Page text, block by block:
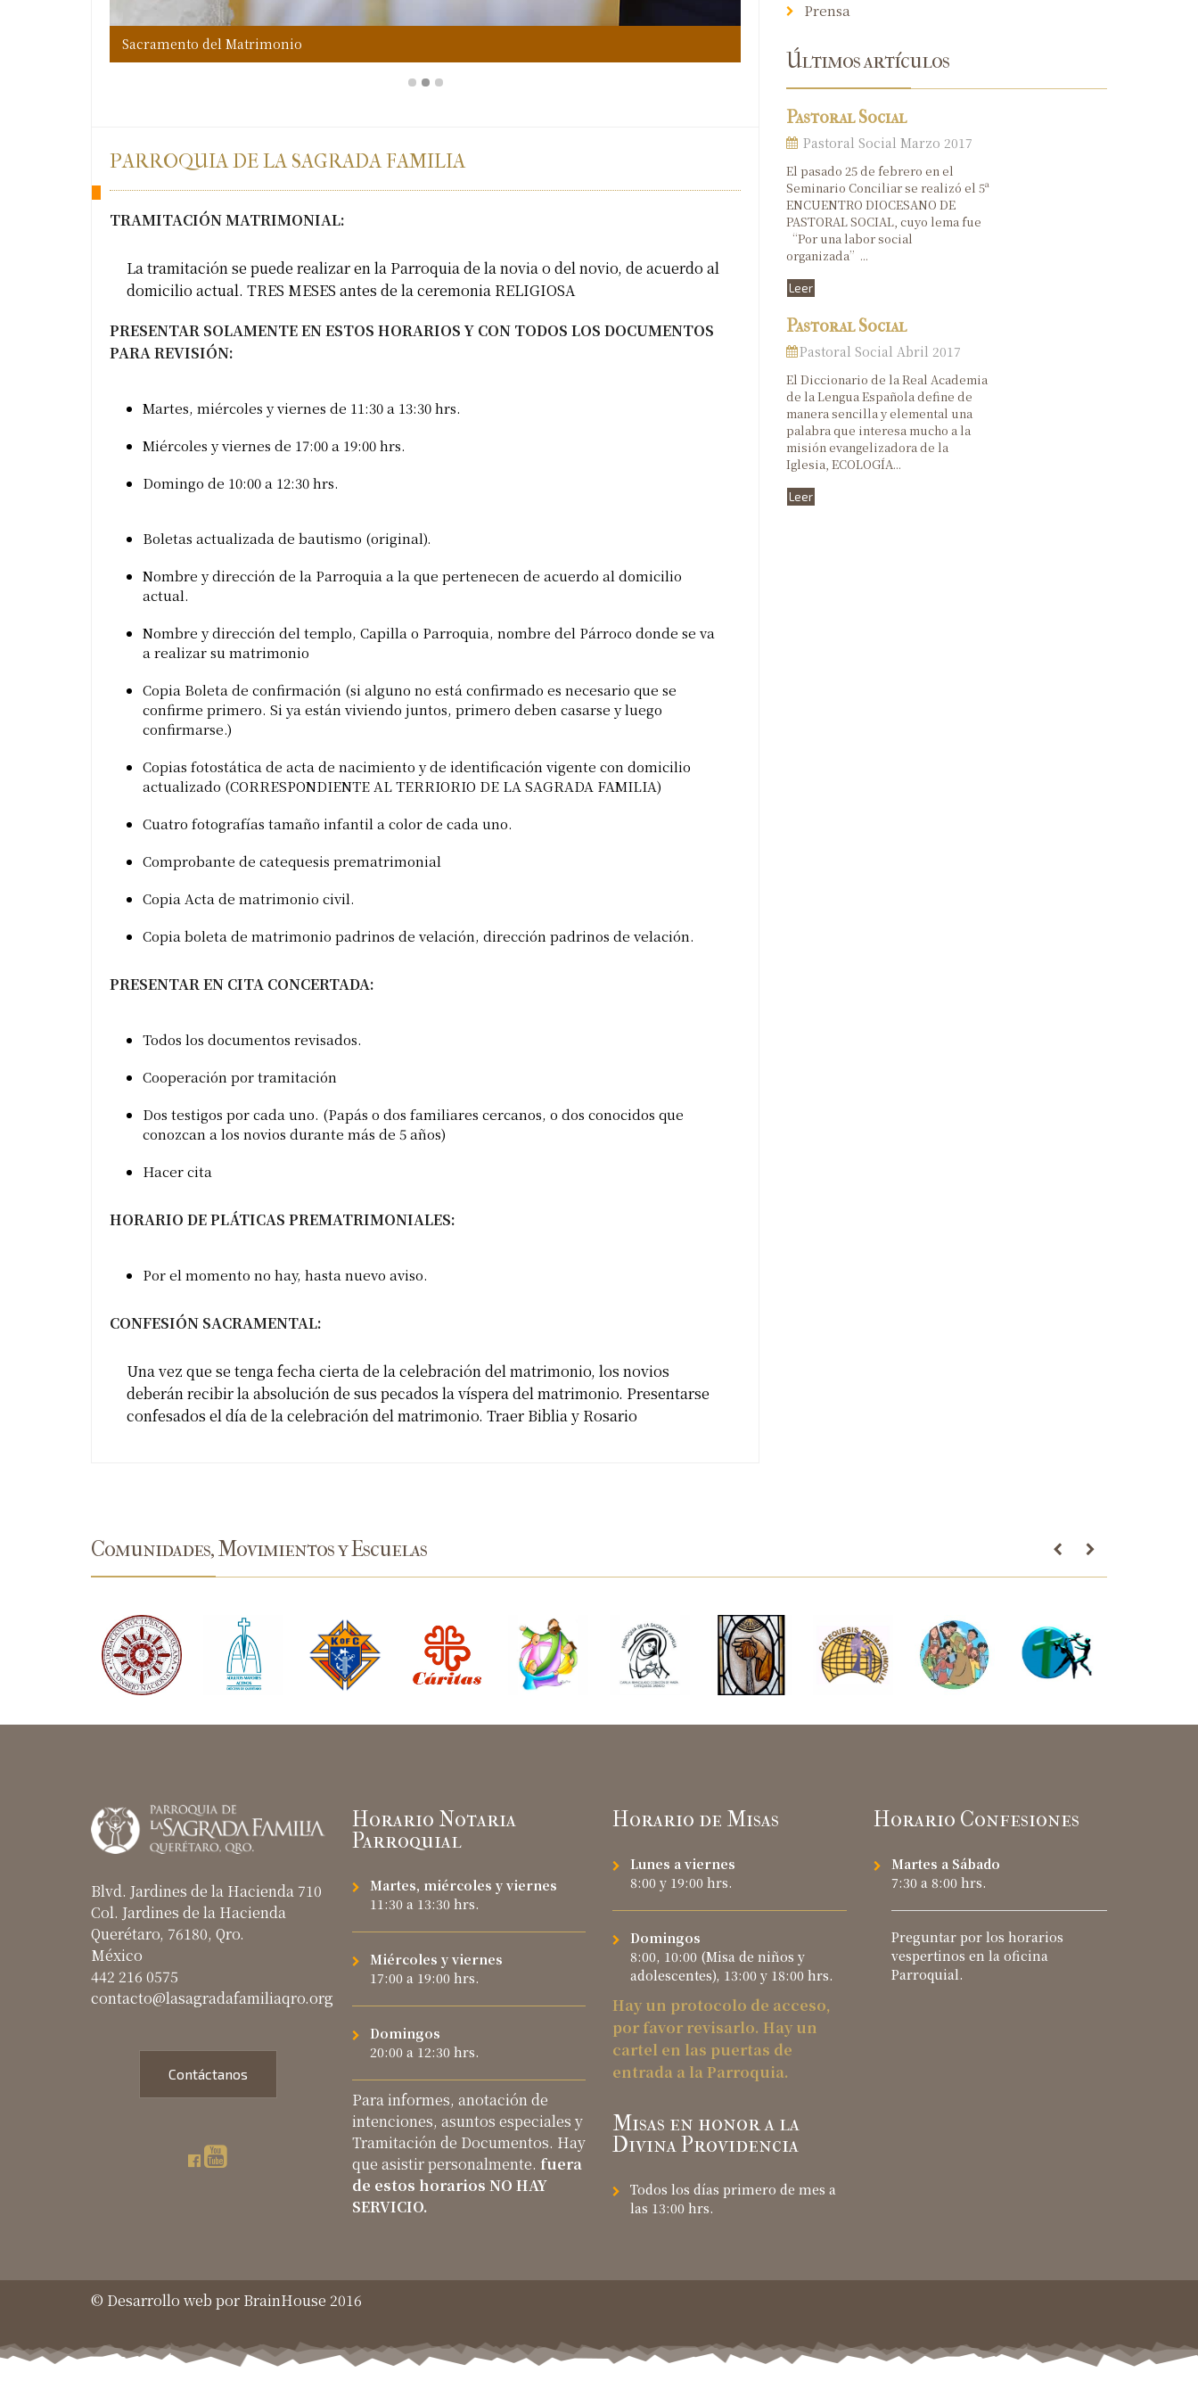
XIII Domingo del tiempo ordinario
X Domingo del tiempo ordinario
Domingo de la Santísima Trinidad
V Domingo de Pascua
IV Domingo de Pascua
III Domingo de Pascua
II Domingo de Pascua
Sacramento del Matrimonio Sacramento del Matrimonio
PARROQUIA DE LA SAGRADA FAMILIA
TRAMITACIÓN MATRIMONIAL:
La tramitación se puede realizar en la Parroquia de la novia o del novio, de acuerdo al
domicilio actual. TRES MESES antes de la ceremonia RELIGIOSA
PRESENTAR SOLAMENTE EN ESTOS HORARIOS Y CON TODOS LOS DOCUMENTOS
PARA REVISIÓN:
Martes, miércoles y viernes de 11:30 a 13:30 hrs.
Miércoles y viernes de 17:00 a 19:00 hrs.
Domingo de 10:00 a 12:30 hrs.
Boletas actualizada de bautismo (original).
Nombre y dirección de la Parroquia a la que pertenecen de acuerdo al domicilio
actual.
Nombre y dirección del templo, Capilla o Parroquia, nombre del Párroco donde se va
a realizar su matrimonio
Copia Boleta de confirmación (si alguno no está confirmado es necesario que se
confirme primero. Si ya están viviendo juntos, primero deben casarse y luego
confirmarse.)
Copias fotostática de acta de nacimiento y de identificación vigente con domicilio
actualizado (CORRESPONDIENTE AL TERRIORIO DE LA SAGRADA FAMILIA)
Cuatro fotografías tamaño infantil a color de cada uno.
Comprobante de catequesis prematrimonial
Copia Acta de matrimonio civil.
Copia boleta de matrimonio padrinos de velación, dirección padrinos de velación.
PRESENTAR EN CITA CONCERTADA:
Todos los documentos revisados.
Cooperación por tramitación
Dos testigos por cada uno. (Papás o dos familiares cercanos, o dos conocidos que
conozcan a los novios durante más de 5 años)
Hacer cita
HORARIO DE PLÁTICAS PREMATRIMONIALES:
Por el momento no hay, hasta nuevo aviso.
CONFESIÓN SACRAMENTAL:
Una vez que se tenga fecha cierta de la celebración del matrimonio, los novios
deberán recibir la absolución de sus pecados la víspera del matrimonio. Presentarse
confesados el día de la celebración del matrimonio. Traer Biblia y Rosario
Prensa
Últimos artículos
Pastoral Social
Pastoral Social Marzo 2017
El pasado 25 de febrero en el
Seminario Conciliar se realizó el 5ª
ENCUENTRO DIOCESANO DE
PASTORAL SOCIAL, cuyo lema fue
“Por una labor social
organizada”...
Leer
Pastoral Social
Pastoral Social Abril 2017
El Diccionario de la Real Academia
de la Lengua Española define de
manera sencilla y elemental una
palabra que interesa mucho a la
misión evangelizadora de la
Iglesia, ECOLOGÍA...
Leer
Comunidades, Movimientos y Escuelas
Blvd. Jardines de la Hacienda 710
Col. Jardines de la Hacienda
Querétaro, 76180, Qro.
México
442 216 0575
contacto@lasagradafamiliaqro.org
Contáctanos
Horario Notaria
Parroquial
Martes, miércoles y viernes
11:30 a 13:30 hrs.
Miércoles y viernes
17:00 a 19:00 hrs.
Domingos
20:00 a 12:30 hrs.
Para informes, anotación de
intenciones, asuntos especiales y
Tramitación de Documentos. Hay
que asistir personalmente. fuera
de estos horarios NO HAY
SERVICIO.
Horario de Misas
Lunes a viernes
8:00 y 19:00 hrs.
Domingos
8:00, 10:00 (Misa de niños y
adolescentes), 13:00 y 18:00 hrs.
Hay un protocolo de acceso,
por favor revisarlo. Hay un
cartel en las puertas de
entrada a la Parroquia.
Misas en honor a la
Divina Providencia
Todos los días primero de mes a
las 13:00 hrs.
Horario Confesiones
Martes a Sábado
7:30 a 8:00 hrs.
Preguntar por los horarios
vespertinos en la oficina
Parroquial.
© Desarrollo web por BrainHouse 2016